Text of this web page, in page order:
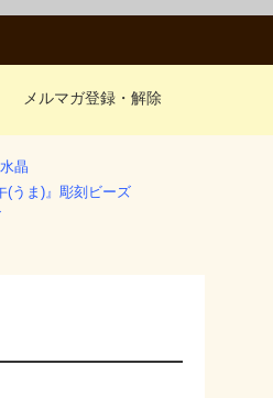
メルマガ登録・解除
晶
うま)』彫刻ビーズ